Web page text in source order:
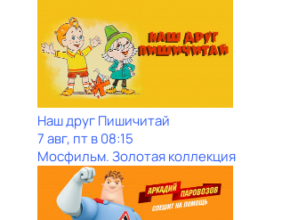
Наш друг Пишичитай
7 авг, пт в 08:15
Мосфильм. Золотая коллекция